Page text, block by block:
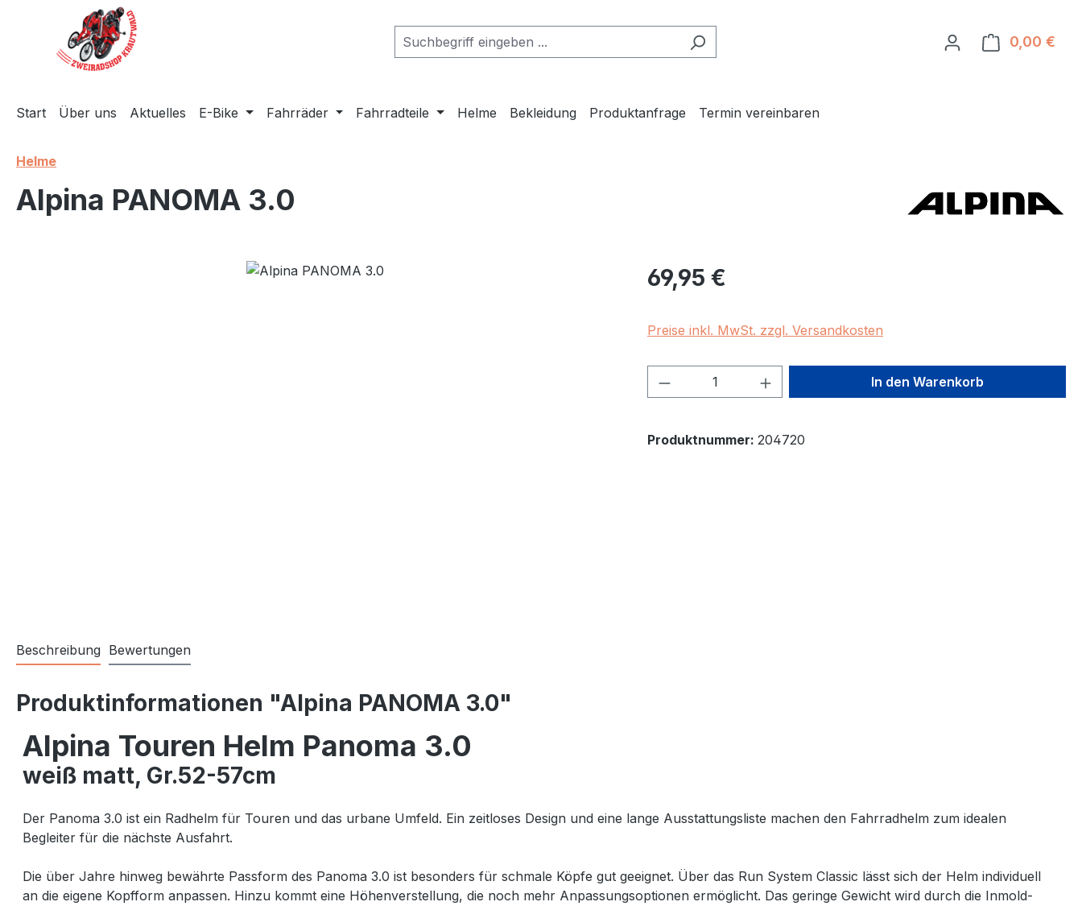
Hauptinhalt springen
Zur Suche springen
Zur Hauptnavigation springen
0,00 €
Start Über uns Aktuelles E-Bike Fahrräder Fahrradteile Helme Bekleidung Produktanfrage Termin vereinbaren
Helme
Alpina PANOMA 3.0
Regulärer Preis:
69,95 €
Preise inkl. MwSt. zzgl. Versandkosten
Produkt Anzahl: Gib den gewünschten Wert
In den Warenkorb
Produktnummer: 204720
Beschreibung Bewertungen
Produktinformationen "Alpina PANOMA 3.0"
Alpina Touren Helm Panoma 3.0
weiß matt, Gr.52-57cm
Der Panoma 3.0 ist ein Radhelm für Touren und das urbane Umfeld. Ein zeitloses Design und eine lange Ausstattungsliste machen den Fahrradhelm zum idealen
Begleiter für die nächste Ausfahrt.
Die über Jahre hinweg bewährte Passform des Panoma 3.0 ist besonders für schmale Köpfe gut geeignet. Über das Run System Classic lässt sich der Helm individuell
an die eigene Kopfform anpassen. Hinzu kommt eine Höhenverstellung, die noch mehr Anpassungsoptionen ermöglicht. Das geringe Gewicht wird durch die Inmold-